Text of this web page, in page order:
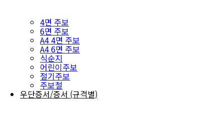
4면 주보
6면 주보
A4 4면 주보
A4 6면 주보
식순지
어린이주보
절기주보
주보철
우단증서/증서 (규격별)